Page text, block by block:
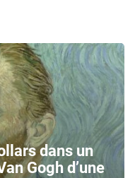
dans un
Gogh d’une